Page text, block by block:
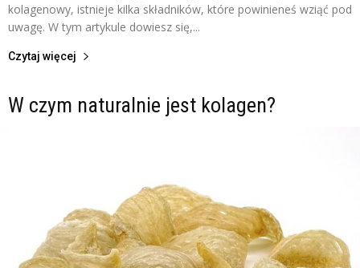
kolagenowy, istnieje kilka składników, które powinieneś wziąć pod
uwagę. W tym artykule dowiesz się,...
Czytaj więcej
W czym naturalnie jest kolagen?